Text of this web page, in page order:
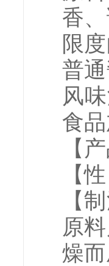
香
限
普
风
食
【
【
【
原
燥